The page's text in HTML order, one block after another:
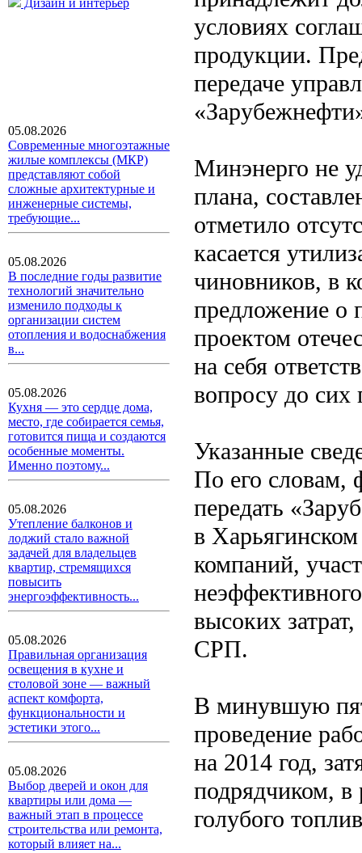
Дизайн и интерьер
05.08.2026
Современные многоэтажные
жилые комплексы (МКР)
представляют собой
сложные архитектурные и
инженерные системы,
требующие...
05.08.2026
В последние годы развитие
технологий значительно
изменило подходы к
организации систем
отопления и водоснабжения
в...
05.08.2026
Кухня — это сердце дома,
место, где собирается семья,
готовится пища и создаются
особенные моменты.
Именно поэтому...
05.08.2026
Утепление балконов и
лоджий стало важной
задачей для владельцев
квартир, стремящихся
повысить
энергоэффективность...
05.08.2026
Правильная организация
освещения в кухне и
столовой зоне — важный
аспект комфорта,
функциональности и
эстетики этого...
05.08.2026
Выбор дверей и окон для
квартиры или дома —
важный этап в процессе
строительства или ремонта,
который влияет на...
условиях
продукции.
передаче
Минэнерго не
плана,
отметило
касается
чиновников, в
предложение о
проектом
на себя
вопросу до сих
Указанные
По его словам,
передать
в
компаний,
высоких
СРП.
В минувшую
проведение
на 2014 год,
подрядчиком, в
голубого